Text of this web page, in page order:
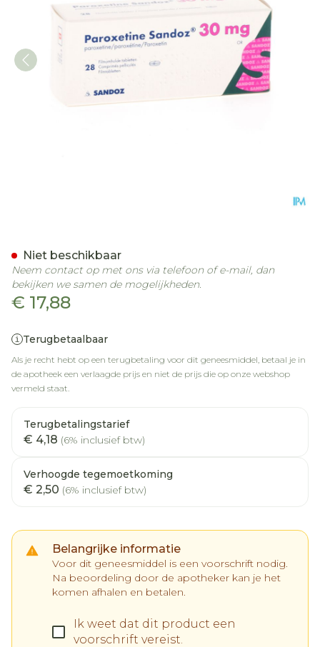
€ 17,88
Terugbetaalbaar
Als je recht hebt op een terugbetaling voor dit geneesmiddel, betaal je in
de apotheek een verlaagde prijs en niet de prijs die op onze webshop
vermeld staat.
Terugbetalingstarief
€ 4,18 (6% inclusief btw)
Verhoogde tegemoetkoming
€ 2,50 (6% inclusief btw)
Belangrijke informatie
Voor dit geneesmiddel is een voorschrift nodig.
Na beoordeling door de apotheker kan je het
komen afhalen en betalen.
Ik weet dat dit product een
voorschrift vereist.
Niet beschikbaar
Neem contact op met ons via telefoon of e-mail, dan
bekijken we samen de mogelijkheden.